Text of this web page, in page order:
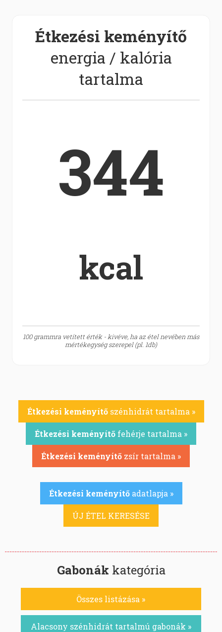
Étkezési keményítő
energia / kalória
tartalma
344
kcal
100 grammra vetített érték - kivéve, ha az étel nevében más
mértékegység szerepel (pl. 1db)
Étkezési keményítőszénhidrát tartalma »
Étkezési keményítő fehérje tartalma »
Étkezési keményítő zsír tartalma »
Étkezési keményítőadatlapja »
ÚJ ÉTEL KERESÉSE
Gabonák kategória
Összes listázása »
Alacsony szénhidrát tartalmú gabonák »